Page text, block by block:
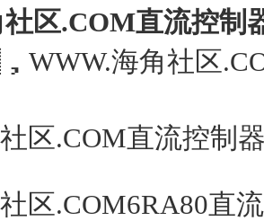
区.COM直流控制
海角社区
区.COM直流控制
区.COM6RA80直流